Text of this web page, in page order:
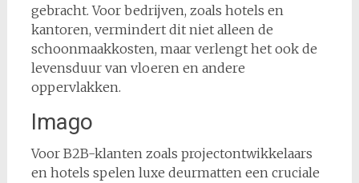
gebracht. Voor bedrijven, zoals hotels en
kantoren, vermindert dit niet alleen de
schoonmaakkosten, maar verlengt het ook de
levensduur van vloeren en andere
oppervlakken.
Imago
Voor B2B-klanten zoals projectontwikkelaars
en hotels spelen luxe deurmatten een cruciale